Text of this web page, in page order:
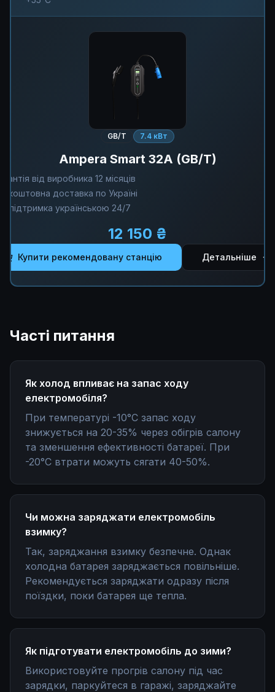
GB/T 7.4 кВт
Ampera Smart 32A (GB/T)
від виробника 12 місяців
доставка по Україні
українською 24/7
12 150 ₴
Купити рекомендовану станцію Детальніше
Часті питання
Як холод впливає на запас ходу
електромобіля?
При температурі -10°C запас ходу
знижується на 20-35% через обігрів салону
та зменшення ефективності батареї. При
-20°C втрати можуть сягати 40-50%.
Чи можна заряджати електромобіль
взимку?
Так, заряджання взимку безпечне. Однак
холодна батарея заряджається повільніше.
Рекомендується заряджати одразу після
поїздки, поки батарея ще тепла.
Як підготувати електромобіль до зими?
Використовуйте прогрів салону під час
зарядки, паркуйтеся в гаражі, заряджайте